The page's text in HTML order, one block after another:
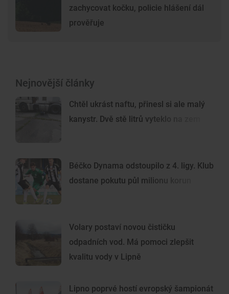
zachycovat kočku, policie hlášení dál
prověřuje
Nejnovější články
Chtěl ukrást naftu, přinesl si ale malý
kanystr. Dvě stě litrů vyteklo na zem
Béčko Dynama odstoupilo z 4. ligy. Klub
dostane pokutu půl milionu korun
Volary postaví novou čističku
odpadních vod. Má pomoci zlepšit
kvalitu vody v Lipně
Lipno poprvé hostí evropský šampionát